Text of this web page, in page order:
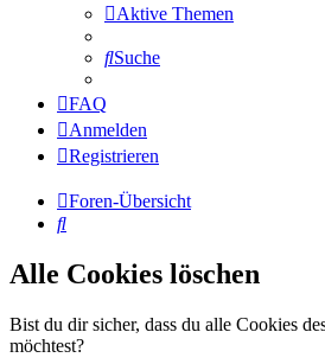
Aktive Themen
Suche
FAQ
Anmelden
Registrieren
Foren-Übersicht
Suche
Alle Cookies löschen
Bist du dir sicher, dass du alle Cookies
möchtest?